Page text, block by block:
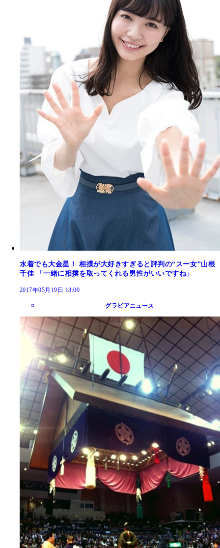
水着でも大金星！ 相撲が大好きすぎると評判の“スー女”山根
千佳 「一緒に相撲を取ってくれる男性がいいですね」
2017年05月19日 18:00
グラビアニュース